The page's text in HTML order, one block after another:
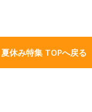
夏休み特集 TOPへ戻る